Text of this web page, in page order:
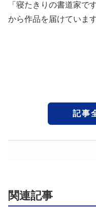
「寝たきりの書道家で
から作品を届けています
記事
関連記事